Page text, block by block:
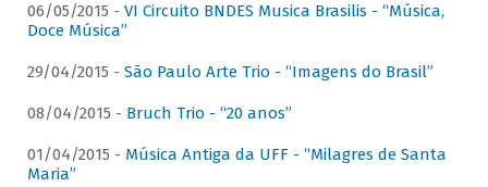
06/05/2015 - VI Circuito BNDES Musica Brasilis - “Música,
Doce Música”
29/04/2015 - São Paulo Arte Trio - “Imagens do Brasil”
08/04/2015 - Bruch Trio - “20 anos”
01/04/2015 - Música Antiga da UFF - “Milagres de Santa
Maria”